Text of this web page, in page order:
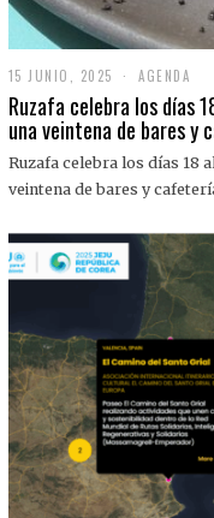
15 JUNIO, 2025
J
U
I
O
0
2
5
AGENDA
Ruzafa celebra los días
una veintena de bares y
Ruzafa celebra los días 18
veintena de bares y